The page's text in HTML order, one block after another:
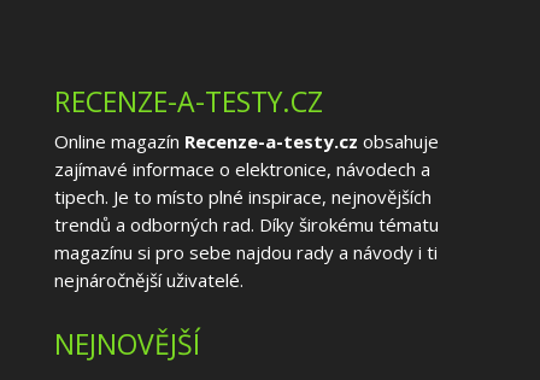
RECENZE-A-TESTY.CZ
Online magazín Recenze-a-testy.cz obsahuje
zajímavé informace o elektronice, návodech a
tipech. Je to místo plné inspirace, nejnovějších
trendů a odborných rad. Díky širokému tématu
magazínu si pro sebe najdou rady a návody i ti
nejnáročnější uživatelé.
NEJNOVĚJŠÍ